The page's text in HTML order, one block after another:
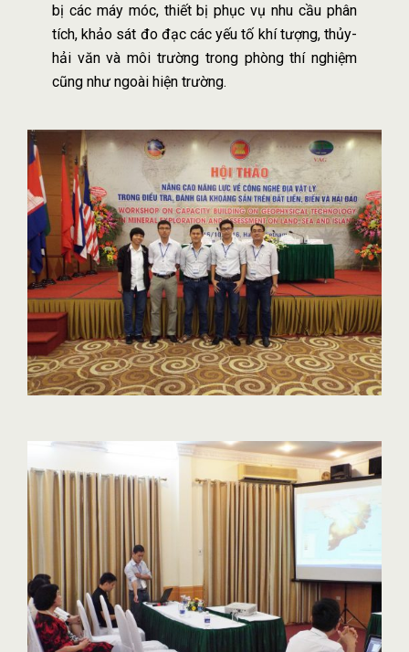
bị các máy móc, thiết bị phục vụ nhu cầu phân
tích, khảo sát đo đạc các yếu tố khí tượng, thủy-
hải văn và môi trường trong phòng thí nghiệm
cũng như ngoài hiện trường.